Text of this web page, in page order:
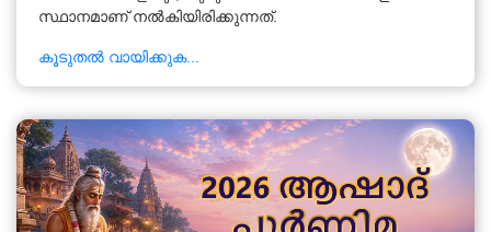
സ്ഥാനമാണ് നൽകിയിരിക്കുന്നത്.
കൂടുതൽ വായിക്കുക...